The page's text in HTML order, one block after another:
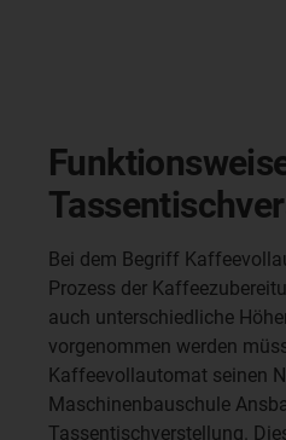
Bei dem Begriff
Prozess der
auch unterschiedliche
vorgenommen werden
Kaffeevollautomat seinen
Maschinenbauschule
Tassentischverstellung.